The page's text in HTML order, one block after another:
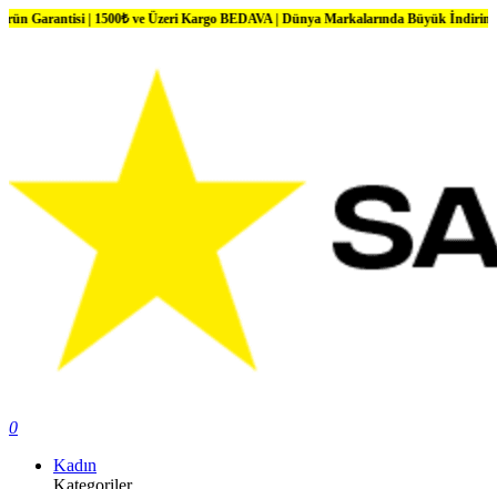
| 1500₺ ve Üzeri Kargo BEDAVA | Dünya Markalarında Büyük İndirimler
0
Kadın
Kategoriler